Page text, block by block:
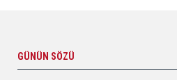
GÜNÜN SÖZÜ